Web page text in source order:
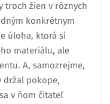
troch žien v rôznych
konkrétnym
úloha, ktorá si
materiálu, ale
A, samozrejme,
držal pokope,
v ňom čitateľ